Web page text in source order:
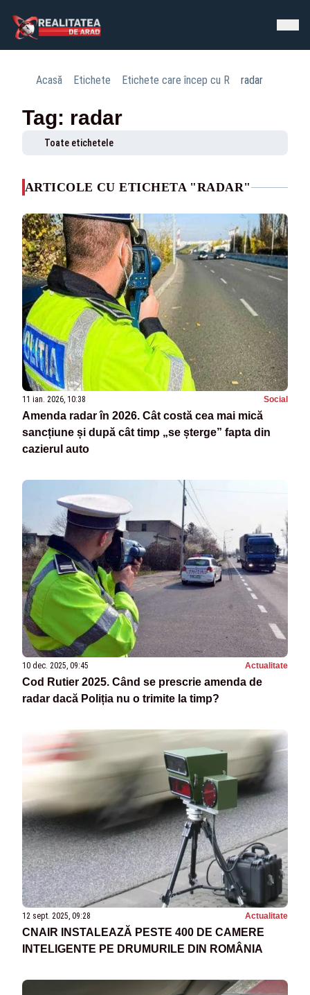
Acasă Etichete Etichete care încep cu R radar
Tag: radar
Toate etichetele
ARTICOLE CU ETICHETA "RADAR"
11 ian. 2026, 10:38 Social
Amenda radar în 2026. Cât costă cea mai mică
sancțiune și după cât timp „se șterge” fapta din
cazierul auto
10 dec. 2025, 09:45 Actualitate
Cod Rutier 2025. Când se prescrie amenda de
radar dacă Poliția nu o trimite la timp?
12 sept. 2025, 09:28 Actualitate
CNAIR INSTALEAZĂ PESTE 400 DE CAMERE
INTELIGENTE PE DRUMURILE DIN ROMÂNIA